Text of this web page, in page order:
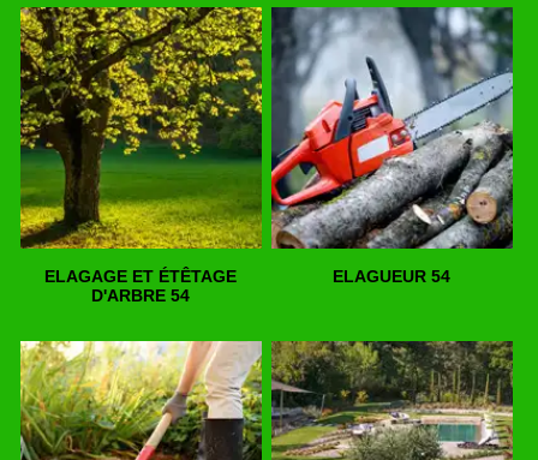
ELAGAGE ET ÉTÊTAGE
D'ARBRE 54
ELAGUEUR 54